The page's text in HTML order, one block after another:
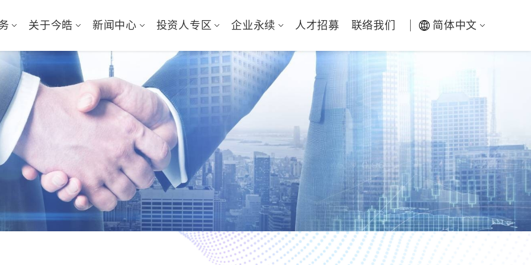
关于今皓 新闻中心 投资人专区 企业永续 人才招募 联络我们 简体中文